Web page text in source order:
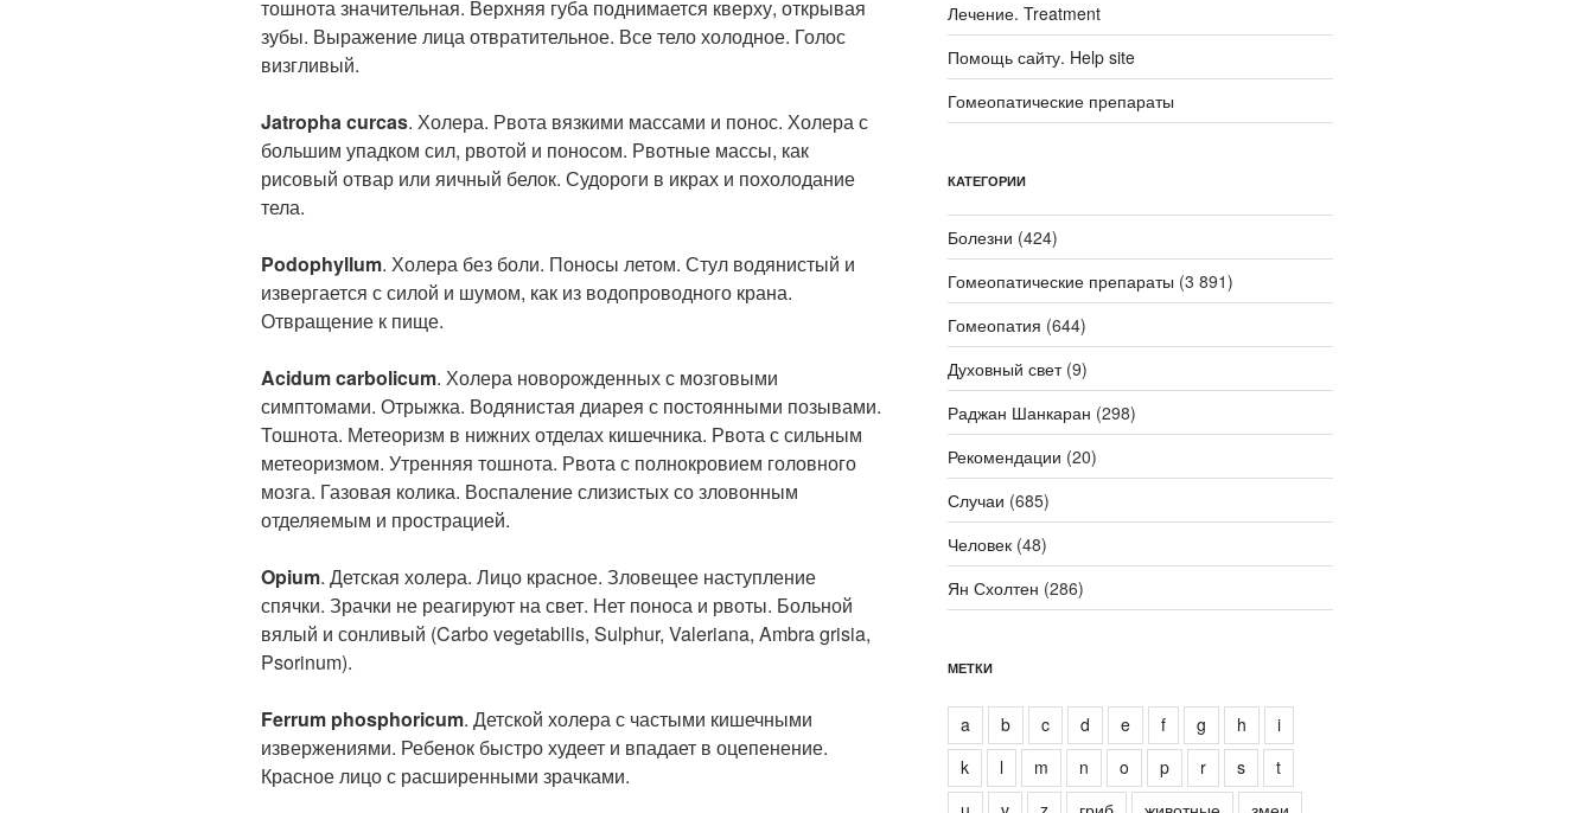
тошнота значительная. Верхняя губа поднимается кверху, открывая
зубы. Выражение лица отвратительное. Все тело холодное. Голос
визгливый.
Jatropha curcas. Холера. Рвота вязкими массами и понос. Холера с
большим упадком сил, рвотой и поносом. Рвотные массы, как
рисовый отвар или яичный белок. Судороги в икрах и похолодание
тела.
Podophyllum. Холера без боли. Поносы летом. Стул водянистый и
извергается с силой и шумом, как из водопроводного крана.
Отвращение к пище.
Acidum carbolicum. Холера новорожденных с мозговыми
симптомами. Отрыжка. Водянистая диарея с постоянными позывами.
Тошнота. Метеоризм в нижних отделах кишечника. Рвота с сильным
метеоризмом. Утренняя тошнота. Рвота с полнокровием головного
мозга. Газовая колика. Воспаление слизистых со зловонным
отделяемым и прострацией.
Opium. Детская холера. Лицо красное. Зловещее наступление
спячки. Зрачки не реагируют на свет. Нет поноса и рвоты. Больной
вялый и сонливый (Carbo vegetabilis, Sulphur, Valeriana, Ambra grisia,
Psorinum).
Ferrum phosphoricum. Детской холера с частыми кишечными
извержениями. Ребенок быстро худеет и впадает в оцепенение.
Красное лицо с расширенными зрачками.
Лечение. Treatment
Помощь сайту. Help site
Гомеопатические препараты
КАТЕГОРИИ
Болезни (424)
Гомеопатические препараты (3 891)
Гомеопатия (644)
Духовный свет(9)
Раджан Шанкаран (298)
Рекомендации (20)
Случаи (685)
Человек(48)
Ян Схолтен (286)
МЕТКИ
a b c d e f g h
i
k
l m n o p r s
t